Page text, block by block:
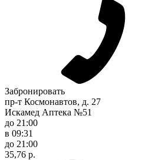
Забронировать
пр-т Космонавтов, д. 27
Искамед Аптека №51
до 21:00
в 09:31
до 21:00
35,76 р.